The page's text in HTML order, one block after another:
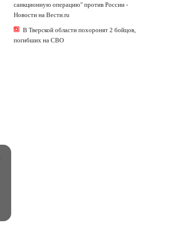
санкционную операцию" против России -
Новости на Вести.ru
В Тверской области похоронят 2 бойцов,
погибших на СВО